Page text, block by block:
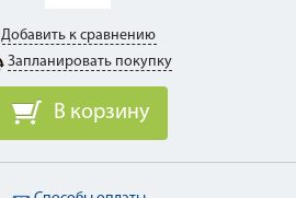
Добавить к сравнению
Запланировать покупку
В корзину